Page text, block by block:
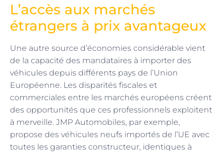
L’accès aux marchés
étrangers à prix avantageux
Une autre source d’économies considérable vient
de la capacité des mandataires à importer des
véhicules depuis différents pays de l’Union
Européenne. Les disparités fiscales et
commerciales entre les marchés européens créent
des opportunités que ces professionnels exploitent
à merveille. JMP Automobiles, par exemple,
propose des véhicules neufs importés de l’UE avec
toutes les garanties constructeur, identiques à